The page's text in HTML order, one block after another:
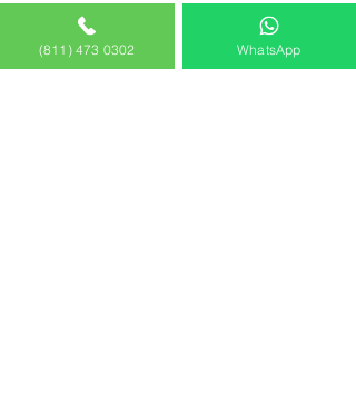
(811) 473 0302 WhatsApp